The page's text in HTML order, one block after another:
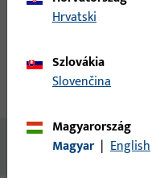
Letöltések
Nincs elérhető tartalom
Hrvatski
Szlovákia
Slovenčina
Magyarország
Magyar | English